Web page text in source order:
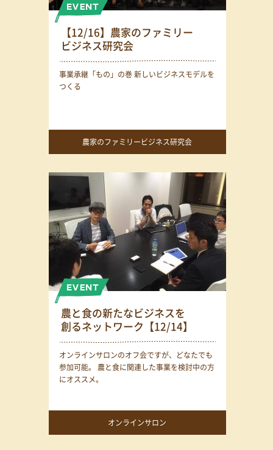
【12/16】農家のファミリー
ビジネス研究会
事業承継「もの」の巻 新しいビジネスモデルを
つくる
農家のファミリービジネス研究会
農と食の新たなビジネスを
創るネットワーク【12/14】
オンラインサロンのオフ会ですが、どなたでも
参加可能。 農と食に関連した事業を検討中の方
にオススメ。
オンラインサロン